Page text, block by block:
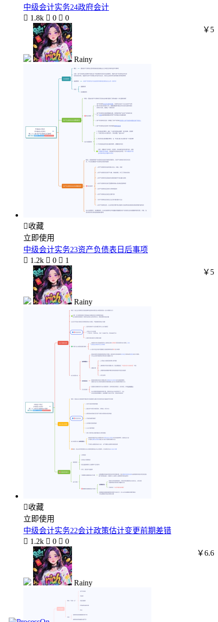
中级会计实务24政府会计
 1.8k  0  0
Rainy
￥5
收藏
立即使用
中级会计实务23资产负债表日后事项
 1.2k  0  1
Rainy
￥5
收藏
立即使用
中级会计实务22会计政策估计变更前期差错
 1.2k  0  0
Rainy
￥6.6